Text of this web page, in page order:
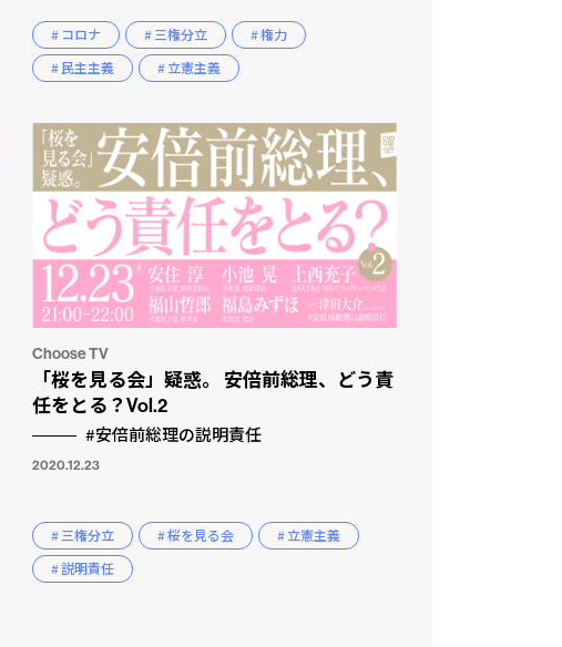
# コロナ # 三権分立
# 権力
# 民主主義
# 立憲主義
Choose TV
「桜を見る会」疑惑。 安倍前総理、どう責
任をとる？Vol.2
#安倍前総理の説明責任
2020.12.23
# 三権分立 # 桜を見る会
# 立憲主義
# 説明責任